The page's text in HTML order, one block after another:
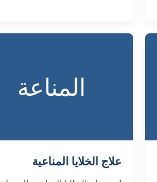
المناعة
علاج الخلايا المناعية